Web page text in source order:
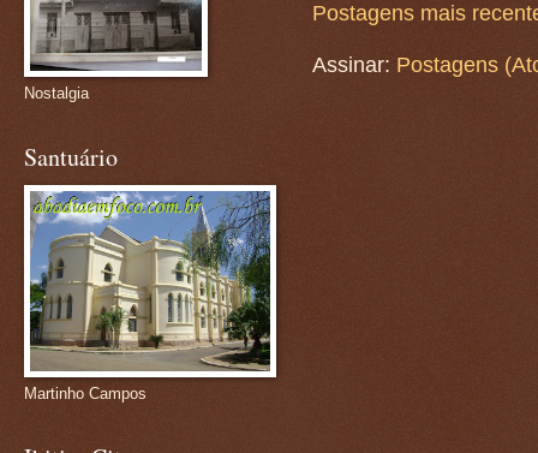
Postagens mais
Assinar: Postagens
Nostalgia
Santuário
Martinho Campos